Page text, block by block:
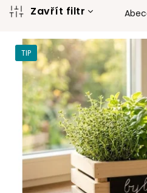
n
p
r
o
d
u
k
t
ů
Zavřít filtr
p
TIP